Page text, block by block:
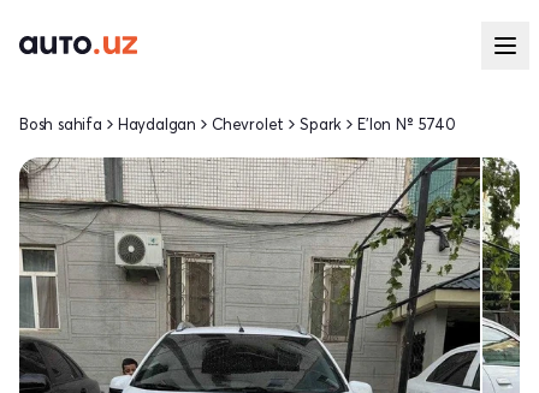
Bosh sahifa Haydalgan Chevrolet Spark E'lon № 5740